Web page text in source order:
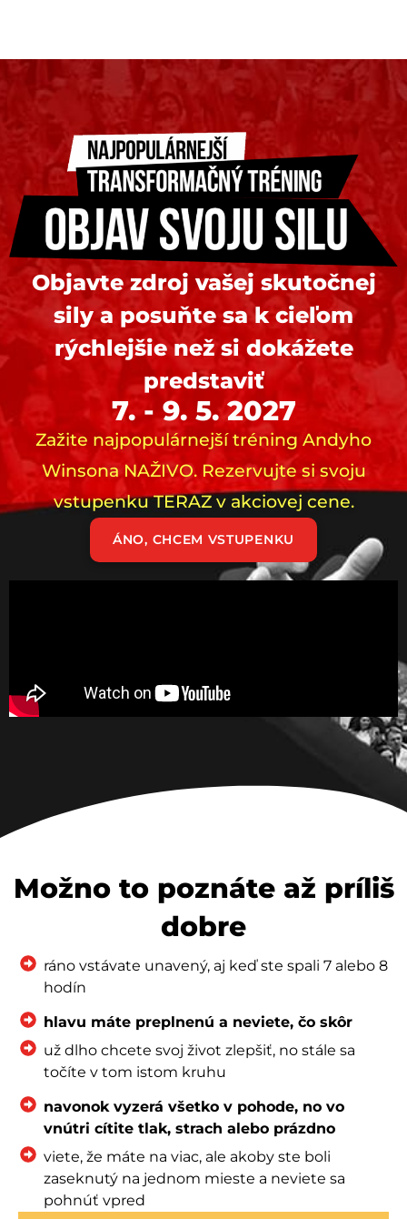
Objavte zdroj vašej skutočnej
sily a posuňte sa k cieľom
rýchlejšie než si dokážete
predstaviť
7. - 9. 5. 2027
Zažite najpopulárnejší tréning Andyho
Winsona NAŽIVO. Rezervujte si svoju
vstupenku TERAZ v akciovej cene.
ÁNO, CHCEM VSTUPENKU
Možno to poznáte až príliš
dobre
ráno vstávate unavený, aj keď ste spali 7 alebo 8
hodín
hlavu máte preplnenú a neviete, čo skôr
už dlho chcete svoj život zlepšiť, no stále sa
točíte v tom istom kruhu
navonok vyzerá všetko v pohode, no vo
vnútri cítite tlak, strach alebo prázdno
viete, že máte na viac, ale akoby ste boli
zaseknutý na jednom mieste a neviete sa
pohnúť vpred